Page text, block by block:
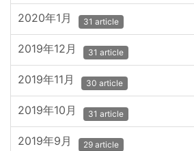
2020年1月 31 article
2019年12月 31 article
2019年11月 30 article
2019年10月 31 article
2019年9月 29 article